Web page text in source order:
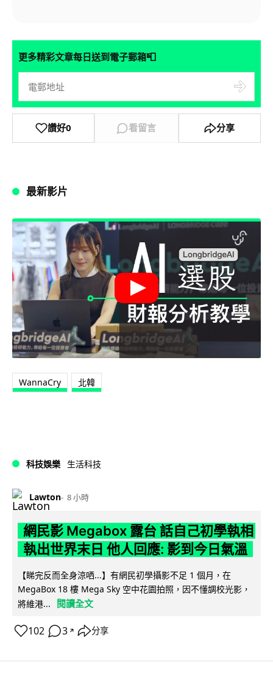
更多精彩文章每日送到電子郵箱📮
讚好0 看留言 分享
最新影片
WannaCry 北韓
科技娛樂 生活科技
Lawton 8 小時
網民影 Megabox 露台 話自己初學執相
執出世界末日 他人回應: 影到今日氣溫
【睇完反而全身涼哂...】有網民初學攝影不足 1 個月，在
MegaBox 18 樓 Mega Sky 空中花園拍照，因不懂調校光影，
將維港...
閱讀全文
102 3 ↗ 分享